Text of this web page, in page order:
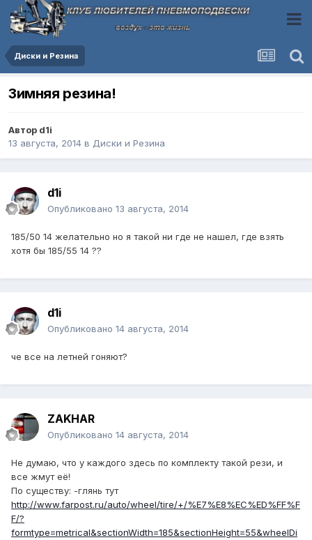
Диски и Резина
Зимняя резина!
Автор d1i
13 августа, 2014 в Диски и Резина
d1i
Опубликовано 13 августа, 2014
185/50 14 желательно но я такой ни где не нашел, где взять
хотя бы 185/55 14 ??
d1i
Опубликовано 14 августа, 2014
че все на летней гоняют?
ZAKHAR
Опубликовано 14 августа, 2014
Не думаю, что у каждого здесь по комплекту такой рези, и
все жмут её!
По существу: -глянь тут
http://www.farpost.ru/auto/wheel/tire/+/%E7%E8%EC%ED%FF%F
F/?
formtype=metrical&sectionWidth=185&sectionHeight=55&wheelDi